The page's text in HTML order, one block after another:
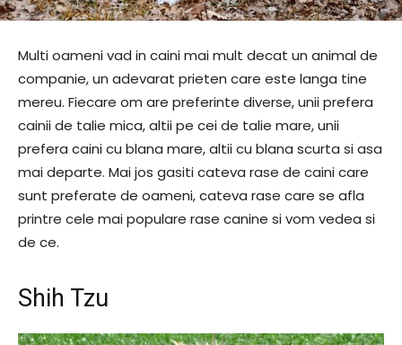
Multi oameni vad in caini mai mult decat un animal de
companie, un adevarat prieten care este langa tine
mereu. Fiecare om are preferinte diverse, unii prefera
cainii de talie mica, altii pe cei de talie mare, unii
prefera caini cu blana mare, altii cu blana scurta si asa
mai departe. Mai jos gasiti cateva rase de caini care
sunt preferate de oameni, cateva rase care se afla
printre cele mai populare rase canine si vom vedea si
de ce.
Shih Tzu